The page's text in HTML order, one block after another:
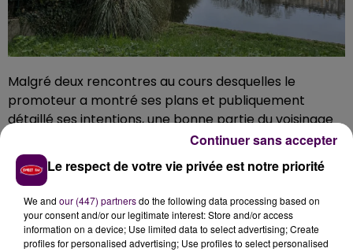
Malgré deux rencontres au cours desquelles le
promoteur a montré ses plans et publiquement
détaillé ses intentions, une bonne partie du voisinage
s'inquiète : la mise à mal d'une"micro-forêt urbaine
avec des écureuils, des chouettes, de beaux arbres"
est dénoncée par les uns, quand d'autres redoutent
les mouvements de terrain qu'engendreraient les
travaux avec risque de fissuration des maisons
anciennes situées en hauteur. Et, de manière certes
Le respect de votre vie privée est notre priorité
We and our (447) partnersdo the following data processing based on
your consent and/or our legitimate interest: Store and/or access
information on a device; Use limited data to select advertising; Create
profiles for personalised advertising; Use profiles to select personalised
Continuer sans accepter